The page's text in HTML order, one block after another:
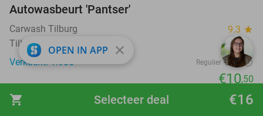
shopping_cart €16
Selecteer deal
Autowasbeurt 'Pantser'
Carwash Tilburg 9.3 star
Tilburg
Verkocht: 1.906
Regulier €19
€10,50
favorite_border
OPEN IN APP close